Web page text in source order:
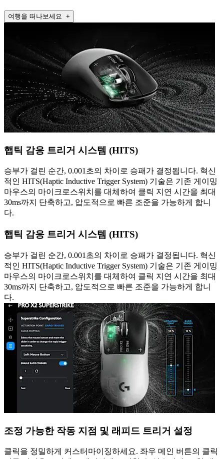
여행을 떠나보세요 +
햅틱 감응 트리거 시스템 (HITS)
승부가 걸린 순간, 0.001초의 차이로 승패가 결정됩니다. 혁신
적인 HITS(Haptic Inductive Trigger System) 기술은 기존 게이밍
마우스의 마이크로스위치를 대체하여 클릭 지연 시간을 최대
30ms까지 단축하고, 압도적으로 빠른 조준을 가능하게 합니
다.
햅틱 감응 트리거 시스템 (HITS)
승부가 걸린 순간, 0.001초의 차이로 승패가 결정됩니다. 혁신
적인 HITS(Haptic Inductive Trigger System) 기술은 기존 게이밍
마우스의 마이크로스위치를 대체하여 클릭 지연 시간을 최대
30ms까지 단축하고, 압도적으로 빠른 조준을 가능하게 합니
다.
조정 가능한 작동 지점 및 래피드 트리거 설정
클릭을 정밀하게 커스터마이징하세요. 좌우 메인 버튼의 클릭